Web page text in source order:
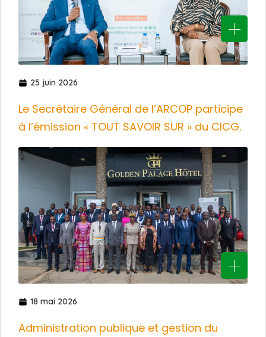
25 juin 2026
Le Secrétaire Général de l’ARCOP participe
à l’émission « TOUT SAVOIR SUR » du CICG.
18 mai 2026
Administration publique et gestion du